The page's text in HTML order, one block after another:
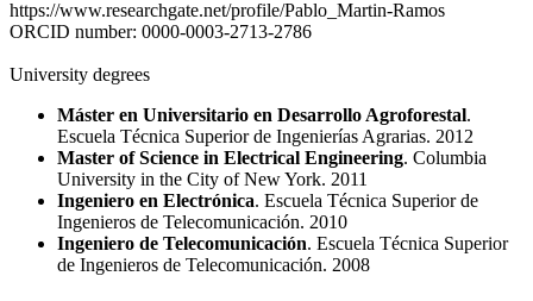
https://www.researchgate.net/profile/Pablo_Martin-Ramos
ORCID number: 0000-0003-2713-2786
University degrees
Máster en Universitario en Desarrollo Agroforestal.
Escuela Técnica Superior de Ingenierías Agrarias. 2012
Master of Science in Electrical Engineering. Columbia
University in the City of New York. 2011
Ingeniero en Electrónica. Escuela Técnica Superior de
Ingenieros de Telecomunicación. 2010
Ingeniero de Telecomunicación. Escuela Técnica Superior
de Ingenieros de Telecomunicación. 2008